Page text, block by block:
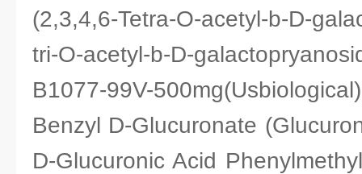
(2,3,4,6-Tetra-O-acetyl-b-D-
tri-O-acetyl-b-D-
B1077-99V-500mg(Usbiological)
Benzyl D-Glucuronate
D-Glucuronic Acid